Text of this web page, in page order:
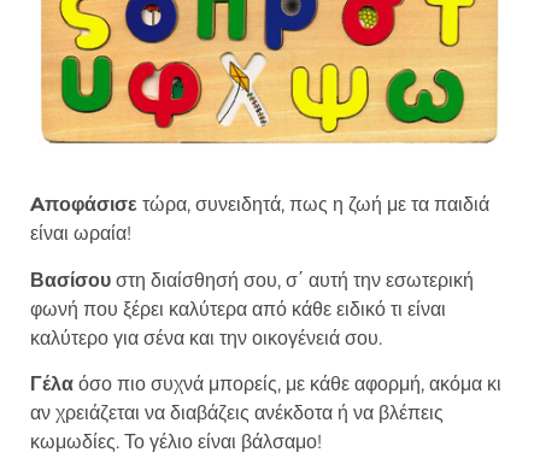
Aποφάσισε τώρα, συνειδητά, πως η ζωή με τα παιδιά
είναι ωραία!
Βασίσου στη διαίσθησή σου, σ΄ αυτή την εσωτερική
φωνή που ξέρει καλύτερα από κάθε ειδικό τι είναι
καλύτερο για σένα και την οικογένειά σου.
Γέλα όσο πιο συχνά μπορείς, με κάθε αφορμή, ακόμα κι
αν χρειάζεται να διαβάζεις ανέκδοτα ή να βλέπεις
κωμωδίες. Το γέλιο είναι βάλσαμο!